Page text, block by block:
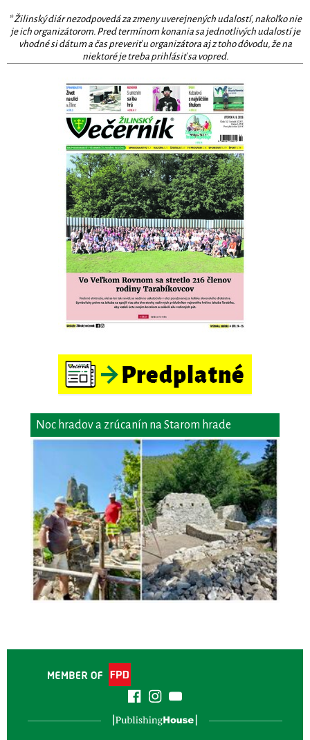
* Žilinský diár nezodpovedá za zmeny uverejnených udalostí, nakoľko nie
je ich organizátorom. Pred termínom konania sa jednotlivých udalostí je
vhodné si dátum a čas preveriť u organizátora aj z toho dôvodu, že na
niektoré je treba prihlásiť sa vopred.
Noc hradov a zrúcanín na Starom hrade